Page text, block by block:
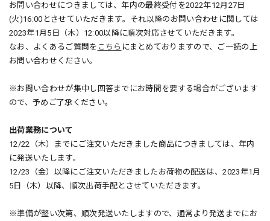
お問い合わせにつきましては、年内の最終受付を2022年12月27日
(火)16:00とさせていただきます。それ以降のお問い合わせに関しては
2023年1月5日（木）12:00以降に順次対応させていただきます。
なお、よくあるご質問を こちら にまとめておりますので、ご一読の上
お問い合わせください。
※お問い合わせが集中し回答までにお時間を要する場合がございます
ので、予めご了承ください。
出荷業務について
12/22（木）までにご注文いただきました商品につきましては、年内
に発送いたします。
12/23（金）以降にご注文いただきましたお荷物の配送は、2023年1月
5日（木）以降、順次出荷手配とさせていただきます。
※準備が整い次第、順次発送いたしますので、通常より発送までにお